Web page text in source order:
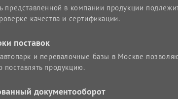
представленной в компании продукции
качества и сертификации.
поставок
и перевалочные базы в Москве
поставлять продукцию.
документооборот